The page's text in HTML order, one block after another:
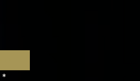
*